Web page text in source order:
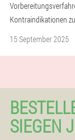
Kontraindikationen
15 September 2025
SIEGEN